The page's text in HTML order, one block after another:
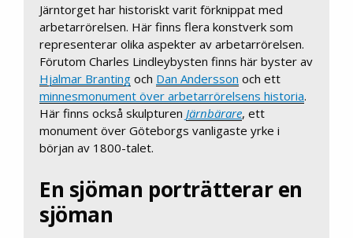
Järntorget har historiskt varit förknippat med
arbetarrörelsen. Här finns flera konstverk som
representerar olika aspekter av arbetarrörelsen.
Förutom Charles Lindleybysten finns här byster av
Hjalmar Branting och Dan Andersson och ett
minnesmonument över arbetarrörelsens historia.
Här finns också skulpturen Järnbärare, ett
monument över Göteborgs vanligaste yrke i
början av 1800-talet.
En sjöman porträtterar en
sjöman